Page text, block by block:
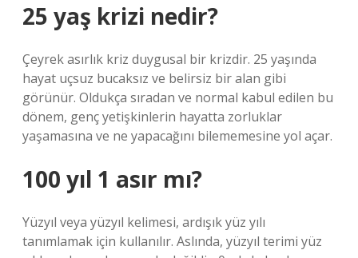
25 yaş krizi nedir?
Çeyrek asırlık kriz duygusal bir krizdir. 25 yaşında
hayat uçsuz bucaksız ve belirsiz bir alan gibi
görünür. Oldukça sıradan ve normal kabul edilen bu
dönem, genç yetişkinlerin hayatta zorluklar
yaşamasına ve ne yapacağını bilememesine yol açar.
100 yıl 1 asır mı?
Yüzyıl veya yüzyıl kelimesi, ardışık yüz yılı
tanımlamak için kullanılır. Aslında, yüzyıl terimi yüz